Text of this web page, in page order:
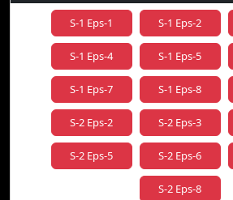
S-1 Eps-1 S-1 Eps-2
S-1 Eps-4 S-1 Eps-5
S-1 Eps-7 S-1 Eps-8
S-2 Eps-2 S-2 Eps-3
S-2 Eps-5 S-2 Eps-6
S-2 Eps-8